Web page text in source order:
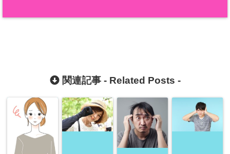
関連記事 - Related Posts -